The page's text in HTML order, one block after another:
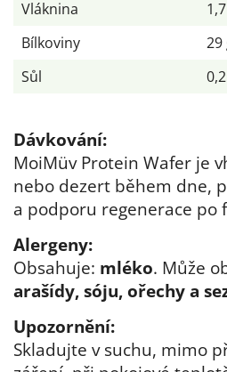
Vláknina
Bílkoviny
29
Sůl
Dávkování:
MoiMüv Protein Wafer je
nebo dezert během dne,
a podporu regenerace po
Alergeny:
Obsahuje: mléko. Může
arašídy, sóju, ořechy a
Upozornění:
Skladujte v suchu, mimo